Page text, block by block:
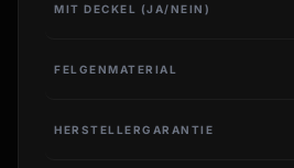
MIT DECKEL (JA/NEIN)
FELGENMATERIAL
HERSTELLERGARANTIE